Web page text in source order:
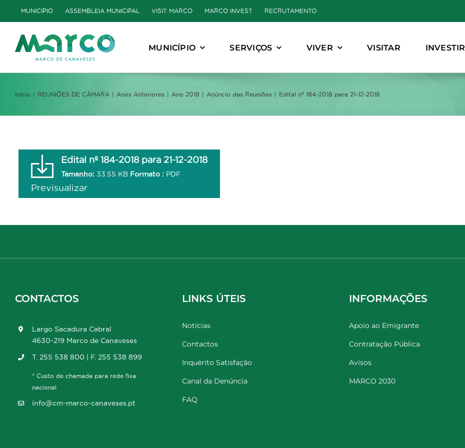
to
content
MUNICÍPIO ASSEMBLEIA MUNICIPAL VISIT MARCO MARCO INVEST RECRUTAMENTO
MUNICÍPIO SERVIÇOS VIVER VISITAR INVESTIR
Início REUNIÕES DE CÂMARA Anos Anteriores Ano 2018 Anúncio das Reuniões Edital nº 184-2018 para 21-12-2018
Edital nº 184-2018 para 21-12-2018
Tamanho: 33.55 KB Formato : PDF
Previsualizar
CONTACTOS
Largo Sacadura Cabral
4630-219 Marco de Canaveses
T. 255 538 800 | F. 255 538 899
* Custo de chamada para rede fixa
nacional
info@cm-marco-canaveses.pt
LINKS ÚTEIS
Notícias
Contactos
Inquérito Satisfação
Canal da Denúncia
FAQ
INFORMAÇÕES
Apoio ao Emigrante
Contratação Pública
Avisos
MARCO 2030